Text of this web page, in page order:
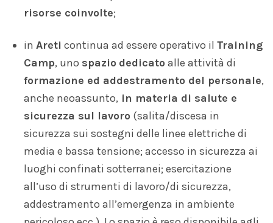
risorse coinvolte;
in Areti continua ad essere operativo il Training
Camp, uno spazio dedicato alle attività di
formazione ed addestramento del personale,
anche neoassunto, in materia di salute e
sicurezza sul lavoro (salita/discesa in
sicurezza sui sostegni delle linee elettriche di
media e bassa tensione; accesso in sicurezza ai
luoghi confinati sotterranei; esercitazione
all’uso di strumenti di lavoro/di sicurezza,
addestramento all’emergenza in ambiente